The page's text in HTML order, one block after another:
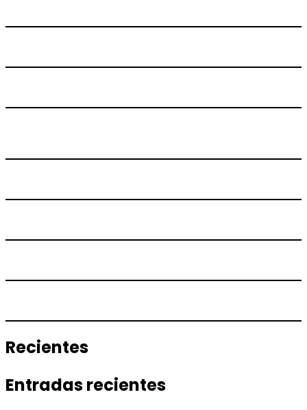
Recientes
Entradas recientes